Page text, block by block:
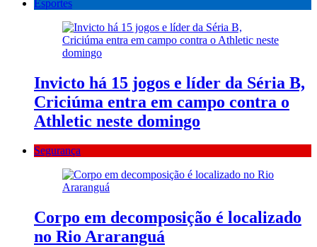
Esportes
Invicto há 15 jogos e líder da Séria B,
Criciúma entra em campo contra o
Athletic neste domingo
Segurança
Corpo em decomposição é localizado
no Rio Araranguá